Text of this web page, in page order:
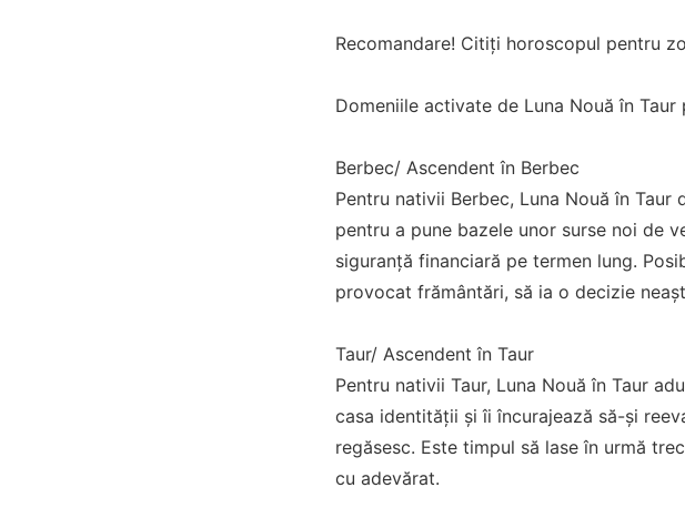
Recomandare! Citiți horoscopul pentru
Domeniile activate de Luna Nouă în
Berbec/ Ascendent în Berbec
Pentru nativii Berbec, Luna Nouă în
pentru a pune bazele unor surse noi de
siguranță financiară pe termen lung.
provocat frământări, să ia o decizie
Taur/ Ascendent în Taur
Pentru nativii Taur, Luna Nouă în Taur
casa identității și îi încurajează să-și
regăsesc. Este timpul să lase în urmă
cu adevărat.